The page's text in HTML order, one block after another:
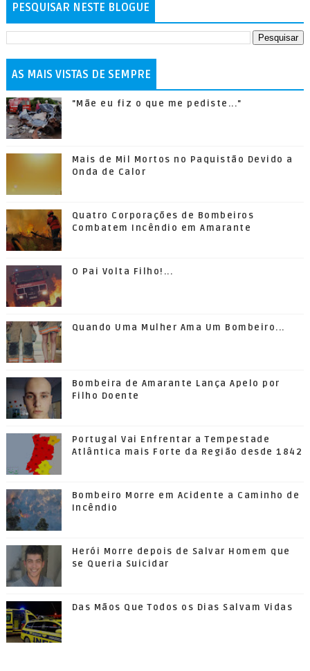
PESQUISAR NESTE BLOGUE
AS MAIS VISTAS DE SEMPRE
"Mãe eu fiz o que me pediste..."
Mais de Mil Mortos no Paquistão Devido a
Onda de Calor
Quatro Corporações de Bombeiros
Combatem Incêndio em Amarante
O Pai Volta Filho!...
Quando Uma Mulher Ama Um Bombeiro...
Bombeira de Amarante Lança Apelo por
Filho Doente
Portugal Vai Enfrentar a Tempestade
Atlântica mais Forte da Região desde 1842
Bombeiro Morre em Acidente a Caminho de
Incêndio
Herói Morre depois de Salvar Homem que
se Queria Suicidar
Das Mãos Que Todos os Dias Salvam Vidas